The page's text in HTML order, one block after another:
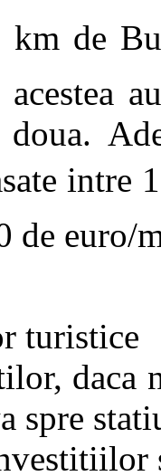
de
de euro/
turistice
daca
spre